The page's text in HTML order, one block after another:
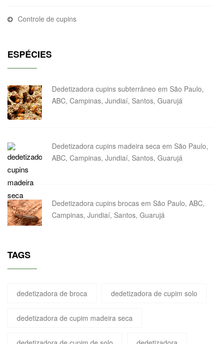
Controle de cupins
ESPÉCIES
Dedetizadora cupins subterrâneo em São Paulo,
ABC, Campinas, Jundiaí, Santos, Guarujá
Dedetizadora cupins madeira seca em São Paulo,
ABC, Campinas, Jundiaí, Santos, Guarujá
Dedetizadora cupins brocas em São Paulo, ABC,
Campinas, Jundiaí, Santos, Guarujá
TAGS
dedetizadora de broca dedetizadora de cupim solo
dedetizadora de cupim madeira seca